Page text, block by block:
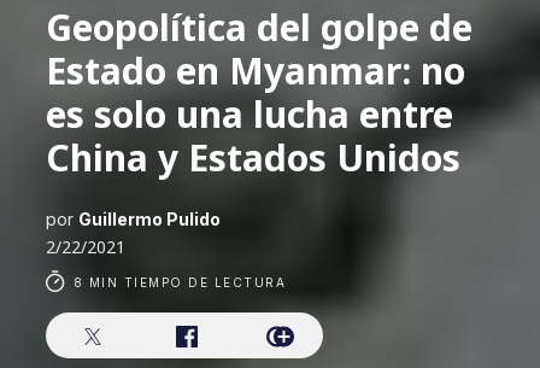
Geopolítica del golpe de
Estado en Myanmar: no
es solo una lucha entre
China y Estados Unidos
por Guillermo Pulido
2/22/2021
8 MIN TIEMPO DE LECTURA